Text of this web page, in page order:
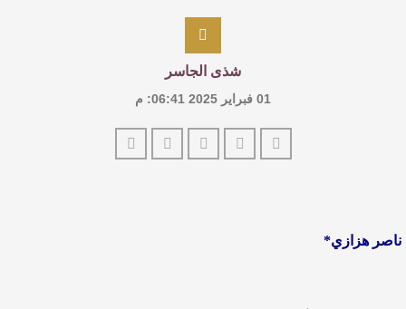
شذى الجاسر
01 فبراير 2025 06:41: م
ناصر هزازي*